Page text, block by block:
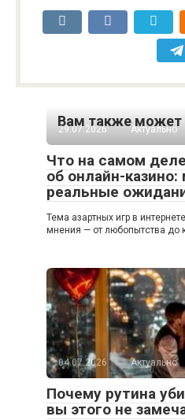
Вам также может
29.07.2026 Актуально
Что на самом
об онлайн-
реальные
Тема азартных игр в
мнения — от любопытства до
04.07.2026 Актуально
Почему рутина
вы этого не